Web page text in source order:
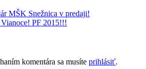
MŠK Snežnica v predaji!
Vianoce! PF 2015!!!
komentára sa musíte prihlásiť.